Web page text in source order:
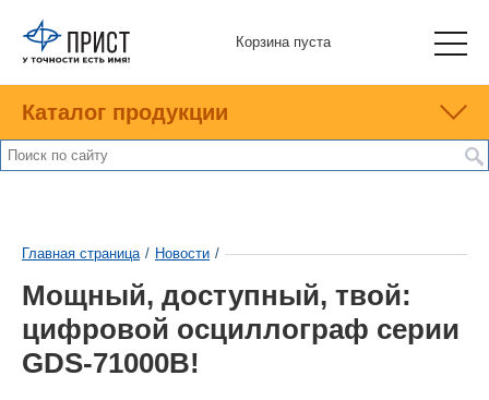
Корзина пуста
Каталог продукции
Главная страница / Новости /
Мощный, доступный, твой:
цифровой осциллограф серии
GDS-71000B!